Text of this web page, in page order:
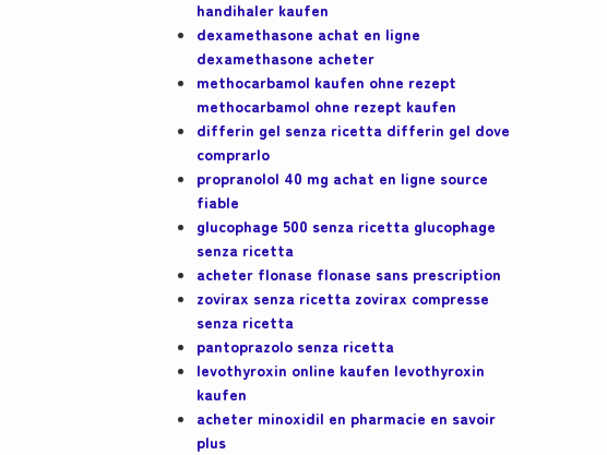
handihaler kaufen
dexamethasone achat en ligne
dexamethasone acheter
methocarbamol kaufen ohne rezept
methocarbamol ohne rezept kaufen
differin gel senza ricetta differin gel dove
comprarlo
propranolol 40 mg achat en ligne source
fiable
glucophage 500 senza ricetta glucophage
senza ricetta
acheter flonase flonase sans prescription
zovirax senza ricetta zovirax compresse
senza ricetta
pantoprazolo senza ricetta
levothyroxin online kaufen levothyroxin
kaufen
acheter minoxidil en pharmacie en savoir
plus